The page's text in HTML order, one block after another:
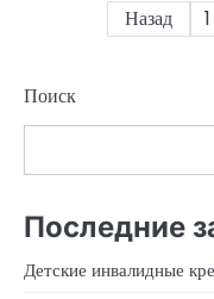
Пагинация
Назад 1
Поиск
Последние
Детские инвалидные